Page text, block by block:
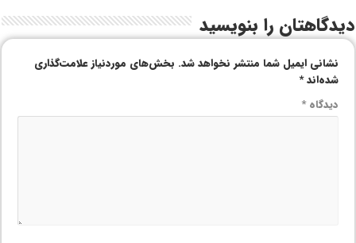
دیدگاهتان را بنویسید
نشانی ایمیل شما منتشر نخواهد شد. بخش‌های موردنیاز علامت‌گذاری
شده‌اند*
دیدگاه*